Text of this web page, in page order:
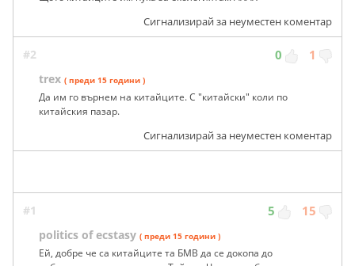
Сигнализирай за неуместен коментар
#2 0 1
trex ( преди 15 години )
Да им го върнем на китайците. С "китайски" коли по
китайския пазар.
Сигнализирай за неуместен коментар
#1 5 15
politics of ecstasy ( преди 15 години )
Ей, добре че са китайците та БМВ да се докопа до